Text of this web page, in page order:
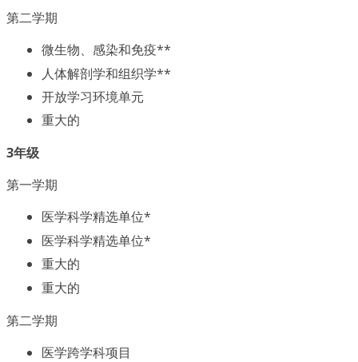
第二学期
微生物、感染和免疫**
人体解剖学和组织学**
开放学习环境单元
重大的
3年级
第一学期
医学科学精选单位*
医学科学精选单位*
重大的
重大的
第二学期
医学跨学科项目